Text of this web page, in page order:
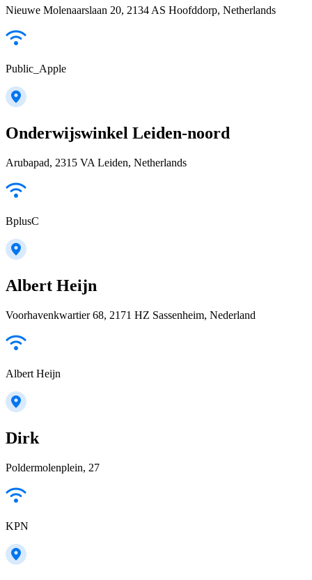
Nieuwe Molenaarslaan 20, 2134 AS Hoofddorp, Netherlands
Public_Apple
Onderwijswinkel Leiden-noord
Arubapad, 2315 VA Leiden, Netherlands
BplusC
Albert Heijn
Voorhavenkwartier 68, 2171 HZ Sassenheim, Nederland
Albert Heijn
Dirk
Poldermolenplein, 27
KPN